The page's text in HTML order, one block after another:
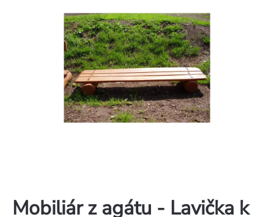
Mobiliár z agátu - Lavička k